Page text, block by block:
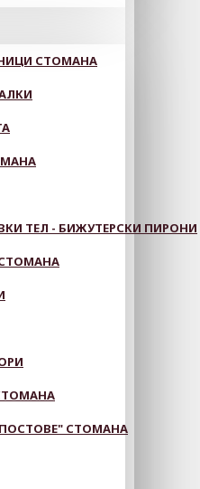
СТОМАНА
ТЕЛ - БИЖУТЕРСКИ ПИРОНИ
СТОМАНА